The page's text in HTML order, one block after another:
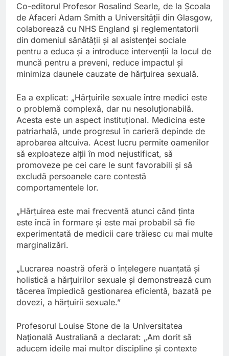
Co-editorul Profesor Rosalind Searle, de la Școala
de Afaceri Adam Smith a Universității din Glasgow,
colaborează cu NHS England și reglementatorii
din domeniul sănătății și al asistenței sociale
pentru a educa și a introduce intervenții la locul de
muncă pentru a preveni, reduce impactul și
minimiza daunele cauzate de hărțuirea sexuală.
Ea a explicat: „Hărțuirile sexuale între medici este
o problemă complexă, dar nu nesoluționabilă.
Acesta este un aspect instituțional. Medicina este
patriarhală, unde progresul în carieră depinde de
aprobarea altcuiva. Acest lucru permite oamenilor
să exploateze alții în mod nejustificat, să
promoveze pe cei care le sunt favorabili și să
excludă persoanele care contestă
comportamentele lor.
„Hărțuirea este mai frecventă atunci când ținta
este încă în formare și este mai probabil să fie
experimentată de medicii care trăiesc cu mai multe
marginalizări.
„Lucrarea noastră oferă o înțelegere nuanțată și
holistică a hărțuirilor sexuale și demonstrează cum
tăcerea împiedică gestionarea eficientă, bazată pe
dovezi, a hărțuirii sexuale.”
Profesorul Louise Stone de la Universitatea
Națională Australiană a declarat: „Am dorit să
aducem ideile mai multor discipline și contexte